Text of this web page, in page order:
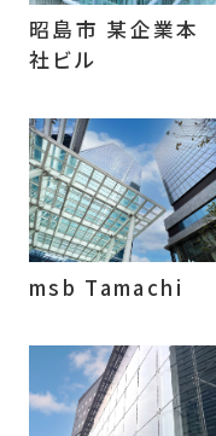
昭島市 某企業本
社ビル
msb Tamachi